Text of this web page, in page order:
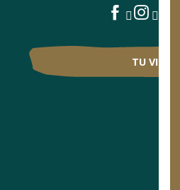
TU VIENS ?